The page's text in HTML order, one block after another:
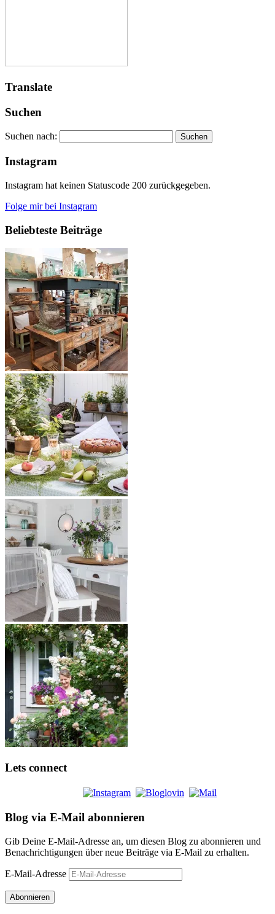
Translate
Suchen
Suchen nach:
Instagram
Instagram hat keinen Statuscode 200 zurückgegeben.
Folge mir bei Instagram
Beliebteste Beiträge
Lets connect
Blog via E-Mail abonnieren
Gib Deine E-Mail-Adresse an, um diesen Blog zu abonnieren und
Benachrichtigungen über neue Beiträge via E-Mail zu erhalten.
E-Mail-Adresse
Abonnieren